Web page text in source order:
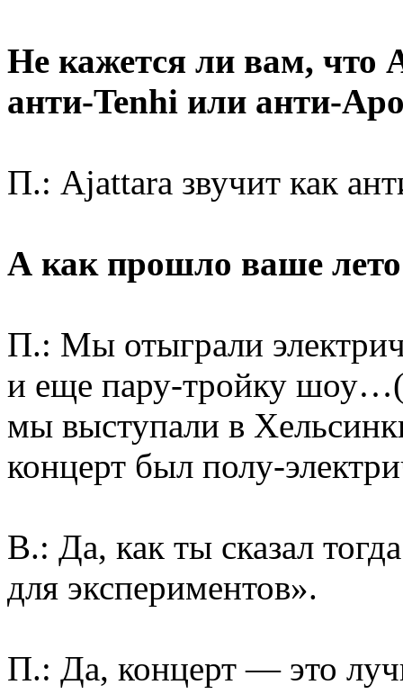
Не кажется ли вам, что
анти-Tenhi или анти-
П.: Ajattara звучит как
А как прошло ваше
П.: Мы отыграли
и еще пару-тройку
мы выступали в
концерт был полу-
В.: Да, как ты сказал
для экспериментов».
П.: Да, концерт — это